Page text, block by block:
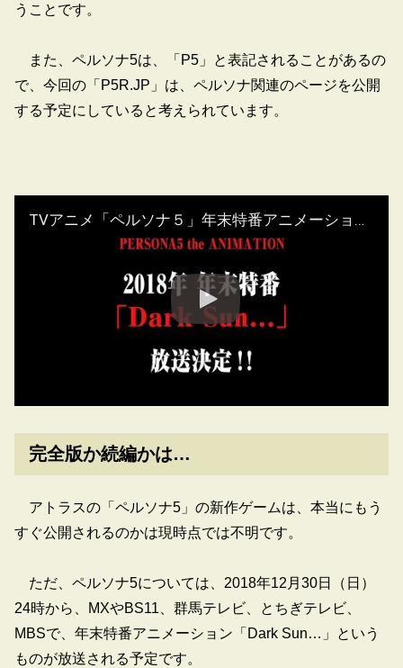
うことです。
また、ペルソナ5は、「P5」と表記されることがあるの
で、今回の「P5R.JP」は、ペルソナ関連のページを公開
する予定にしていると考えられています。
TVアニメ「ペルソナ５」年末特番アニメーション「Dark Sun…」予告映像
完全版か続編かは…
アトラスの「ペルソナ5」の新作ゲームは、本当にもう
すぐ公開されるのかは現時点では不明です。
ただ、ペルソナ5については、2018年12月30日（日）
24時から、MXやBS11、群馬テレビ、とちぎテレビ、
MBSで、年末特番アニメーション「Dark Sun…」という
ものが放送される予定です。